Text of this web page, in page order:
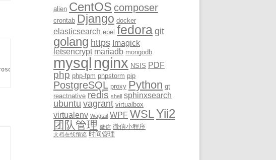
alien CentOS composer
crontab Django docker
elasticsearch epel fedora git
golang https Imagick
letsencrypt mariadb mongodb
mysql nginx NSIS PDF
php php-fpm phpstorm pip
PostgreSQL proxy Python qt
reactnative redis shell sphinxsearch
ubuntu vagrant virtualbox
virtualenv Wagtail WPF WSLYii2
团队管理 微信 微信小程序
文档在线预览 时间管理